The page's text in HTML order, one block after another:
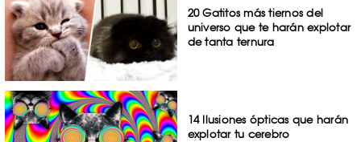
20 Gatitos más tiernos del
universo que te harán explotar
de tanta ternura
14 Ilusiones ópticas que harán
explotar tu cerebro